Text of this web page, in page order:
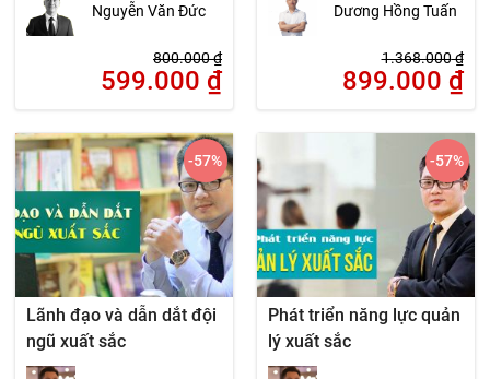
Nguyễn Văn Đức
800.000₫
599.000 ₫
Dương Hồng Tuấn
1.368.000₫
899.000 ₫
Lãnh đạo và dẫn dắt đội
ngũ xuất sắc
-57%
Phát triển năng lực quản
lý xuất sắc
-57%